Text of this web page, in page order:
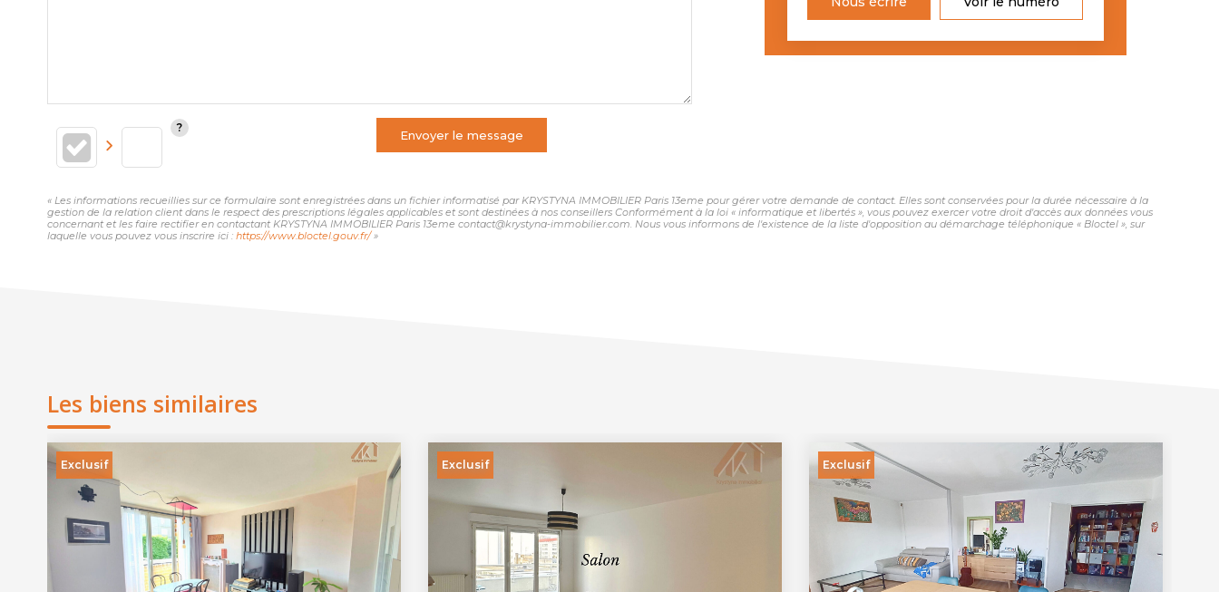
Envoyer le message
« Les informations recueillies sur ce formulaire sont enregistrées dans un fichier informatisé par KRYSTYNA IMMOBILIER Paris 13eme pour gérer votre demande de contact. Elles sont conservées pour la durée nécessaire à la
gestion de la relation client dans le respect des prescriptions légales applicables et sont destinées à nos conseillers Conformément à la loi « informatique et libertés », vous pouvez exercer votre droit d'accès aux données vous
concernant et les faire rectifier en contactant KRYSTYNA IMMOBILIER Paris 13eme contact@krystyna-immobilier.com. Nous vous informons de l'existence de la liste d'opposition au démarchage téléphonique « Bloctel », sur
laquelle vous pouvez vous inscrire ici : https://www.bloctel.gouv.fr/»
Les biens similaires
Exclusif Exclusif Exclusif